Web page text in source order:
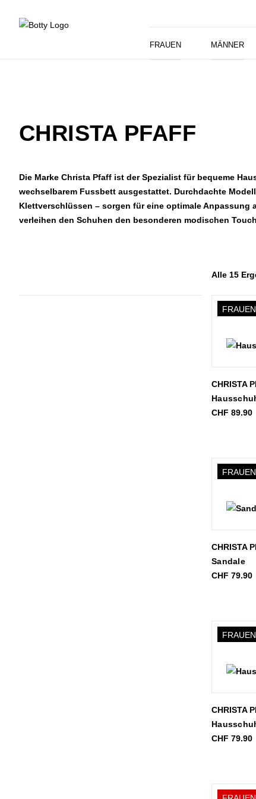
FRAUEN MÄNNER
CHRISTA PFAFF
Die Marke Christa Pfaff ist der Spezialist für bequeme
wechselbarem Fussbett ausgestattet. Durchdachte
Klettverschlüssen – sorgen für eine optimale Anpassung
verleihen den Schuhen den besonderen modischen
Alle 15
FRAUEN
CHRISTA
CHF 89.90
FRAUEN
CHRISTA
Sandale
CHF 79.90
FRAUEN
CHRISTA
CHF 79.90